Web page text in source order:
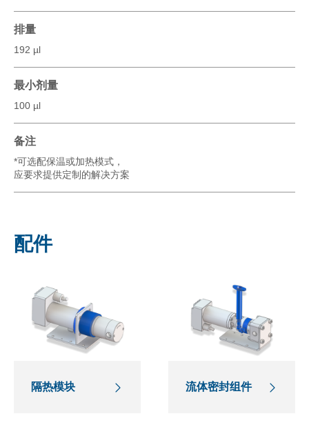
排量
192 µl
最小剂量
100 µl
备注
*可选配保温或加热模式，
应要求提供定制的解决方案
配件
隔热模块 流体密封组件